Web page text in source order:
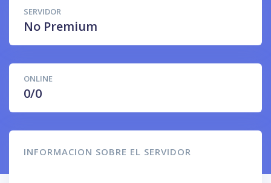
SERVIDOR
No Premium
ONLINE
0/0
INFORMACION SOBRE EL SERVIDOR